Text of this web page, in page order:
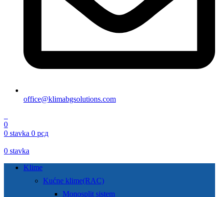
office@klimabgsolutions.com
0
0 stavka 0 рсд
0 stavka
Klime
Kućne klime(RAC)
Monosplit sistem